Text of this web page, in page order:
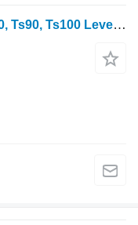
Leveling Box Fork Ford 6640, 7740, Ts90, Ts100 Leveling Box Fork F0nna935ba, 83991549 F0NNA935BA za Ford 6640, 7740, Ts90, Ts100 traktora točkaša